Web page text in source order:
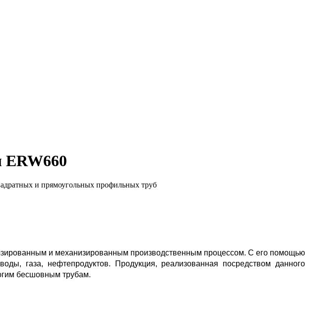
ERW660
и прямоугольных профильных труб
и механизированным производственным процессом. С его помощью
газа, нефтепродуктов. Продукция, реализованная посредством данного
бесшовным трубам.